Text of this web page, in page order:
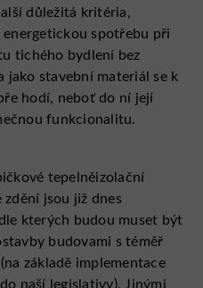
důležitá kritéria,
energetickou spotřebu při
tichého bydlení bez
jako stavební materiál se k
hodí, neboť do ní její
funkcionalitu.
tepelněizolační
jsou již dnes
kterých budou muset být
budovami s téměř
základě implementace
naší legislativy). Jinými